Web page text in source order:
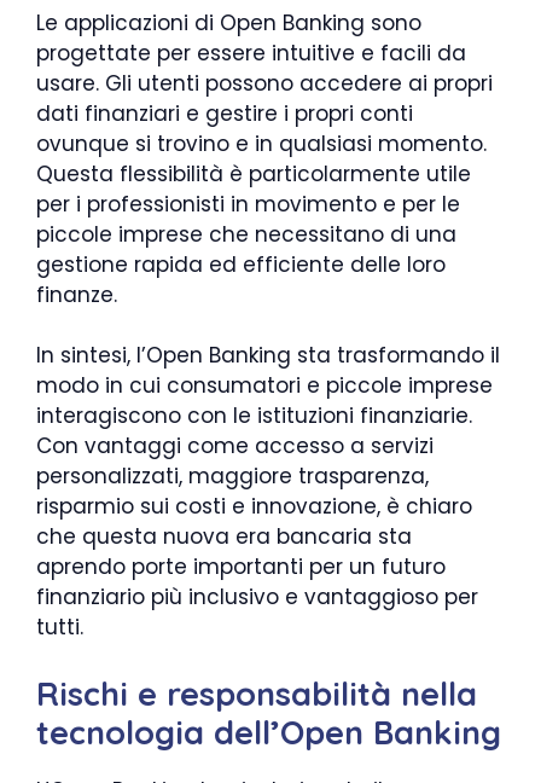
Le applicazioni di Open Banking sono
progettate per essere intuitive e facili da
usare. Gli utenti possono accedere ai propri
dati finanziari e gestire i propri conti
ovunque si trovino e in qualsiasi momento.
Questa flessibilità è particolarmente utile
per i professionisti in movimento e per le
piccole imprese che necessitano di una
gestione rapida ed efficiente delle loro
finanze.
In sintesi, l’Open Banking sta trasformando il
modo in cui consumatori e piccole imprese
interagiscono con le istituzioni finanziarie.
Con vantaggi come accesso a servizi
personalizzati, maggiore trasparenza,
risparmio sui costi e innovazione, è chiaro
che questa nuova era bancaria sta
aprendo porte importanti per un futuro
finanziario più inclusivo e vantaggioso per
tutti.
Rischi e responsabilità nella
tecnologia dell’Open Banking